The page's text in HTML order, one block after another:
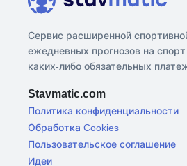
Сервис расширенной
ежедневных прогнозов на
каких-либо обязательных
Stavmatic.com
Политика конфиденциальности
Обработка Cookies
Пользовательское соглашение
Идеи